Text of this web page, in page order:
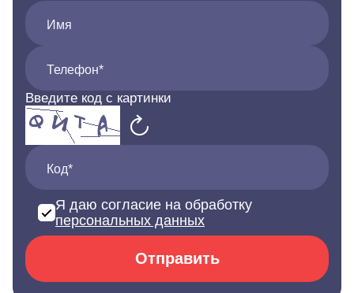
Имя
Телефон*
Введите код с картинки
Код*
Я даю согласие на обработку
персональных данных
Отправить